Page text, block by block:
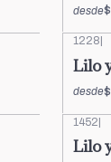
desde
1228
Lilo
desde
1452|
Lilo